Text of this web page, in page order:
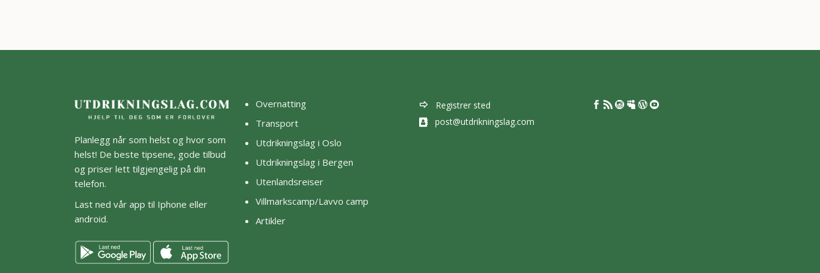
Planlegg når som helst og hvor som
helst! De beste tipsene, gode tilbud
og priser lett tilgjengelig på din
telefon.
Last ned vår app til Iphone eller
android.
Overnatting
Transport
Utdrikningslag i Oslo
Utdrikningslag i Bergen
Utenlandsreiser
Villmarkscamp/Lavvo camp
Artikler
Registrer sted
post@utdrikningslag.com